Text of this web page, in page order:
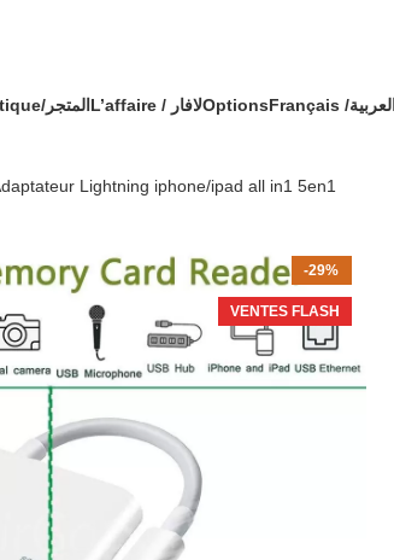
Boutique/المتجر L’affaire / لافارOptionsFrançais /العربية
Lightning iphone/ipad all in1 5en1
-29%
VENTES FLASH